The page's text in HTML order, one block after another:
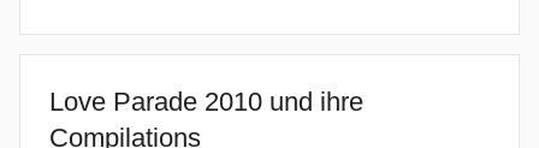
Love Parade 2010 und ihre
Compilations